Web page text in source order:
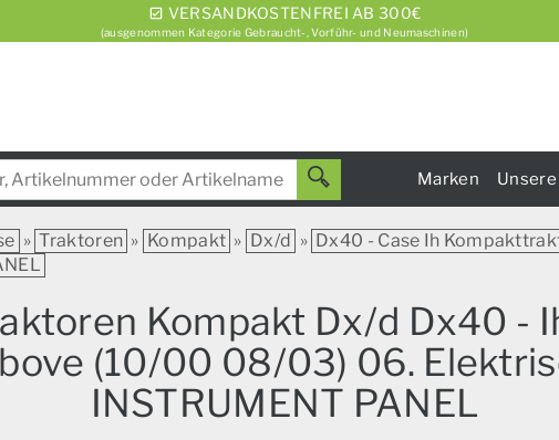
VERSANDKOSTENFREI AB 300€
(ausgenommen Kategorie Gebraucht-, Vorführ- und Neumaschinen)
Marken
» Traktoren » Kompakt » Dx/d » Dx40 - Case Ih
Kompakt Dx/d Dx40 -
(10/00 08/03) 06.
INSTRUMENT PANEL